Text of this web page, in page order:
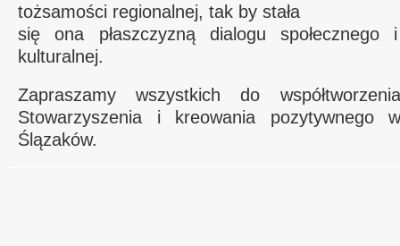
tożsamości regionalnej, tak by stała
się ona płaszczyzną dialogu społecznego
kulturalnej.
Zapraszamy wszystkich do
Stowarzyszenia i kreowania pozytywnego
Ślązaków.